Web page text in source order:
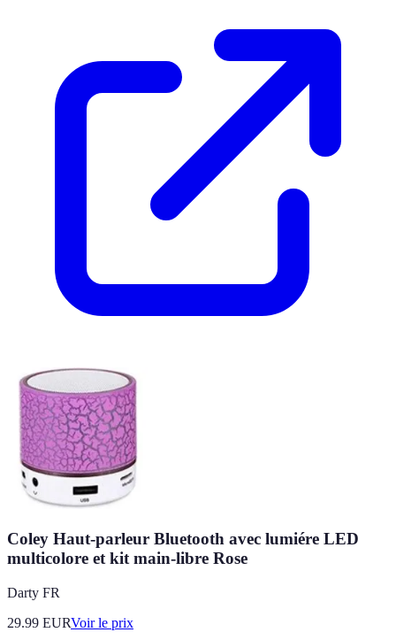
Coley Haut-parleur Bluetooth avec lumiére LED
multicolore et kit main-libre Rose
Darty FR
29.99 EURVoir le prix